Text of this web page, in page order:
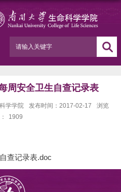
周安全卫生自查记录表
学学院 发布时间：2017-02-17
浏览
1909
查记录表.doc